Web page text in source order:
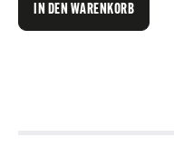
IN DEN WARENKORB